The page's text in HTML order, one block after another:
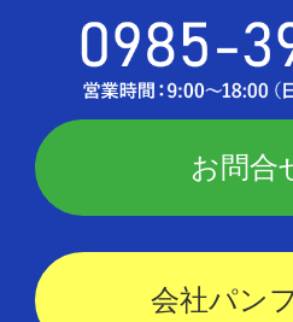
お問合
会社パン